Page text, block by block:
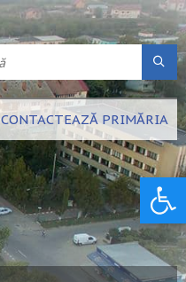
CONTACTEAZĂ PRIMĂRIA
Deschide bara de unelte